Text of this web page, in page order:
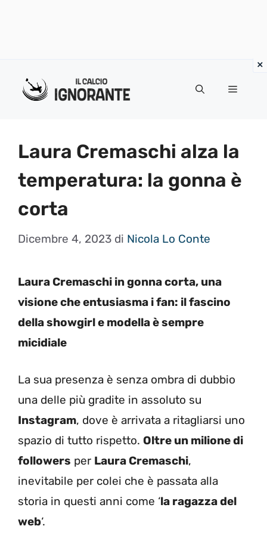
Menu
Laura Cremaschi alza la
temperatura: la gonna è
corta
Dicembre 4, 2023 di Nicola Lo Conte
Laura Cremaschi in gonna corta, una
visione che entusiasma i fan: il fascino
della showgirl e modella è sempre
micidiale
La sua presenza è senza ombra di dubbio
una delle più gradite in assoluto su
Instagram, dove è arrivata a ritagliarsi uno
spazio di tutto rispetto. Oltre un milione di
followers per Laura Cremaschi,
inevitabile per colei che è passata alla
storia in questi anni come ‘la ragazza del
web‘.